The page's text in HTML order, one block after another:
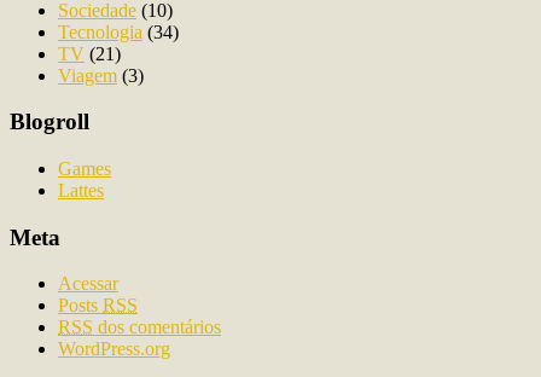
Sociedade (10)
Tecnologia (34)
TV (21)
Viagem (3)
Blogroll
Games
Lattes
Meta
Acessar
Posts RSS
RSS dos comentários
WordPress.org